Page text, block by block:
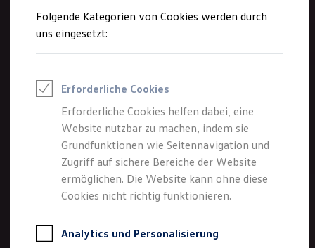
Feuerwehr
Rettungsdienste
ONE Business ID Vorteile
Fahrzeugsuche & Marktplatz
Digitaler Marktplatz
Kauf & Finanzierung
Online-Fahrzeugbewertung
Aktionen & Angebote
E-Auto-Förderung
Für Privatkunden
Für Gewerbekunden
Profi Paket
TopDeal
Zertifizierte Gebrauchtwagen
Folgende Kategorien von Cookies werden durch
uns eingesetzt:
Erforderliche Cookies
Erforderliche Cookies helfen dabei, eine
Website nutzbar zu machen, indem sie
Grundfunktionen wie Seitennavigation und
Zugriff auf sichere Bereiche der Website
ermöglichen. Die Website kann ohne diese
Cookies nicht richtig funktionieren.
Analytics und Personalisierung